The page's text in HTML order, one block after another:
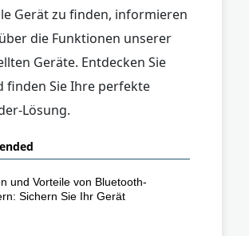
Gerät zu finden, informieren
die Funktionen unserer
Geräte. Entdecken Sie
finden Sie Ihre perfekte
Lösung.
und Vorteile von Bluetooth-
Sichern Sie Ihr Gerät